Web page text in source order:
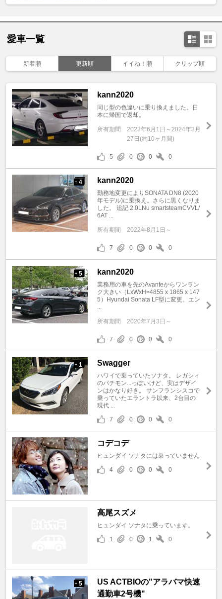
愛車一覧
新着順 更新順 イイね！順 クリップ順
kann2020
同じ型の色違いに乗り換えました。日
本に帰国で返却。
所有期間
2023年6月1日～2024年3月
27日(約10ヶ月間)
5 0 0 0
+ 4 kann2020
勤務地変更によりSONATA DN8 (2020
年モデル)に乗換え。さらに黒くなりま
した。 追記 2.0LNu smartsteamCVVL/
6AT ...
所有期間 2022年8月1日～
7 0 0 0
+ 5 kann2020
業務用の車を先のAvanteからワンラン
ク大きい（LxWxH=4855 x 1865 x 147
5）Hyundai Sonata LF型に変更。エン
...
所有期間 2020年7月3日～
7 0 0 0
+ 1 Swagger
ハワイで乗っていたソナタ。 レガシィ
のパチモン...っぽいけど、実はデザイ
ンはかなり好き。 サンフランシスコで
乗っていたエラントラ以来、2台目の
現代 ...
7
0 0 0
コデコデ
ヒュンダイ ソナタには乗っていません
4
0 0 0
高尾スズメ
ヒュンダイ ソナタに乗っています。
1
0 1 0
+ 5
US ACTBIOの"アラバマ快速
通勤車2号機"